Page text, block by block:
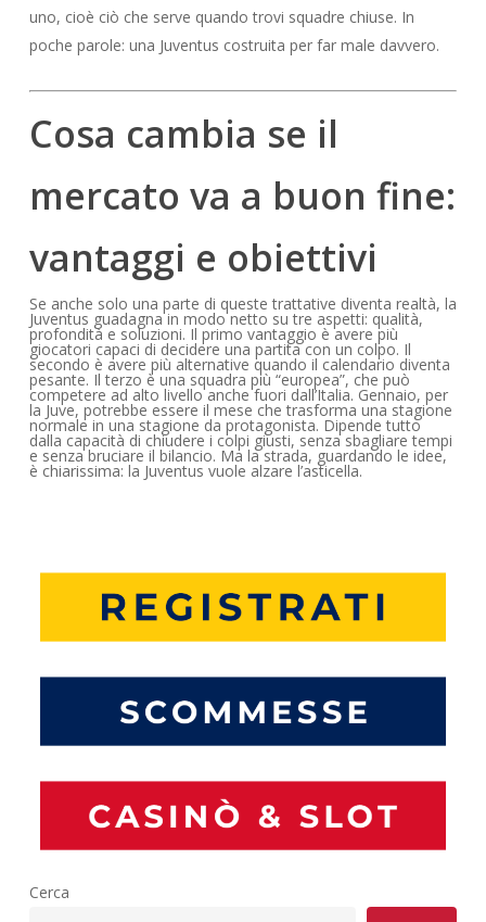
uno, cioè ciò che serve quando trovi squadre chiuse. In
poche parole: una Juventus costruita per far male davvero.
Cosa cambia se il
mercato va a buon fine:
vantaggi e obiettivi
Se anche solo una parte di queste trattative diventa realtà, la
Juventus guadagna in modo netto su tre aspetti: qualità,
profondità e soluzioni. Il primo vantaggio è avere più
giocatori capaci di decidere una partita con un colpo. Il
secondo è avere più alternative quando il calendario diventa
pesante. Il terzo è una squadra più “europea”, che può
competere ad alto livello anche fuori dall’Italia. Gennaio, per
la Juve, potrebbe essere il mese che trasforma una stagione
normale in una stagione da protagonista. Dipende tutto
dalla capacità di chiudere i colpi giusti, senza sbagliare tempi
e senza bruciare il bilancio. Ma la strada, guardando le idee,
è chiarissima: la Juventus vuole alzare l’asticella.
Cerca